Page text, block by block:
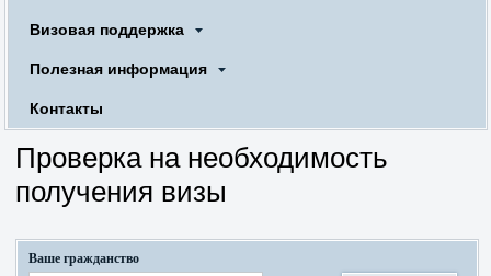
Визовая поддержка
Полезная информация
Контакты
Проверка на необходимость
получения визы
Ваше гражданство